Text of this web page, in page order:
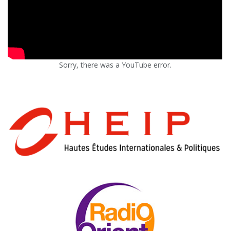
Sorry, there was a YouTube error.